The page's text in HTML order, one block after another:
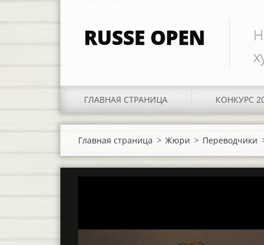
RUSSE OPEN
ГЛАВНАЯ СТРАНИЦА КОНКУРС
Главная страница > Жюри > Переводчики